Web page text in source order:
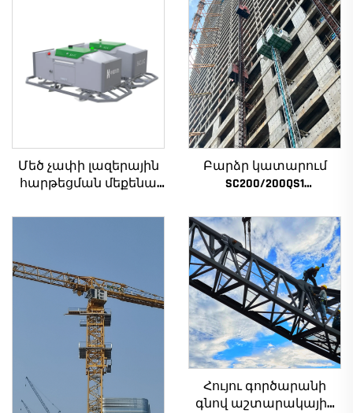
Մեծ չափի լազերային
հարթեցման մեքենա
համար Շարժիչ
Ընդգրկված
հիմնական
բաղադրիչներ
Բարձր կատարում
SC200/200QS1
տանիք շենքի
ճակատի և վերելակի
սանդղակի
շինարարության
համար ցածր գնով
Հույու գործարանի
գնով աշտարակային